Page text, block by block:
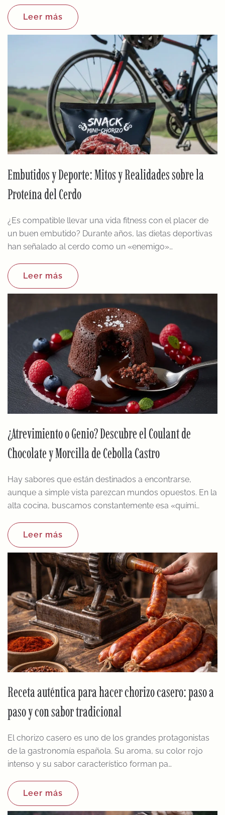
Leer más
Embutidos y Deporte: Mitos y Realidades sobre la
Proteína del Cerdo
¿Es compatible llevar una vida fitness con el placer de
un buen embutido? Durante años, las dietas deportivas
han señalado al cerdo como un «enemigo»…
Leer más
¿Atrevimiento o Genio? Descubre el Coulant de
Chocolate y Morcilla de Cebolla Castro
Hay sabores que están destinados a encontrarse,
aunque a simple vista parezcan mundos opuestos. En la
alta cocina, buscamos constantemente esa «quími…
Leer más
Receta auténtica para hacer chorizo casero: paso a
paso y con sabor tradicional
El chorizo casero es uno de los grandes protagonistas
de la gastronomía española. Su aroma, su color rojo
intenso y su sabor característico forman pa…
Leer más